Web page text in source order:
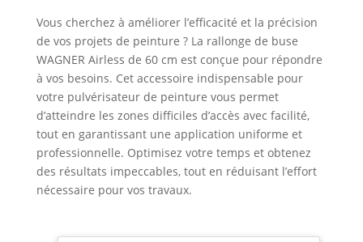
Vous cherchez à améliorer l’efficacité et la précision
de vos projets de peinture ? La rallonge de buse
WAGNER Airless de 60 cm est conçue pour répondre
à vos besoins. Cet accessoire indispensable pour
votre pulvérisateur de peinture vous permet
d’atteindre les zones difficiles d’accès avec facilité,
tout en garantissant une application uniforme et
professionnelle. Optimisez votre temps et obtenez
des résultats impeccables, tout en réduisant l’effort
nécessaire pour vos travaux.